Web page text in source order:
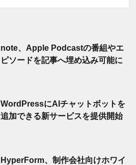
note、Apple Podcastの番組やエ
ピソードを記事へ埋め込み可能に
WordPressにAIチャットボットを
追加できる新サービスを提供開始
HyperForm、制作会社向けホワイ